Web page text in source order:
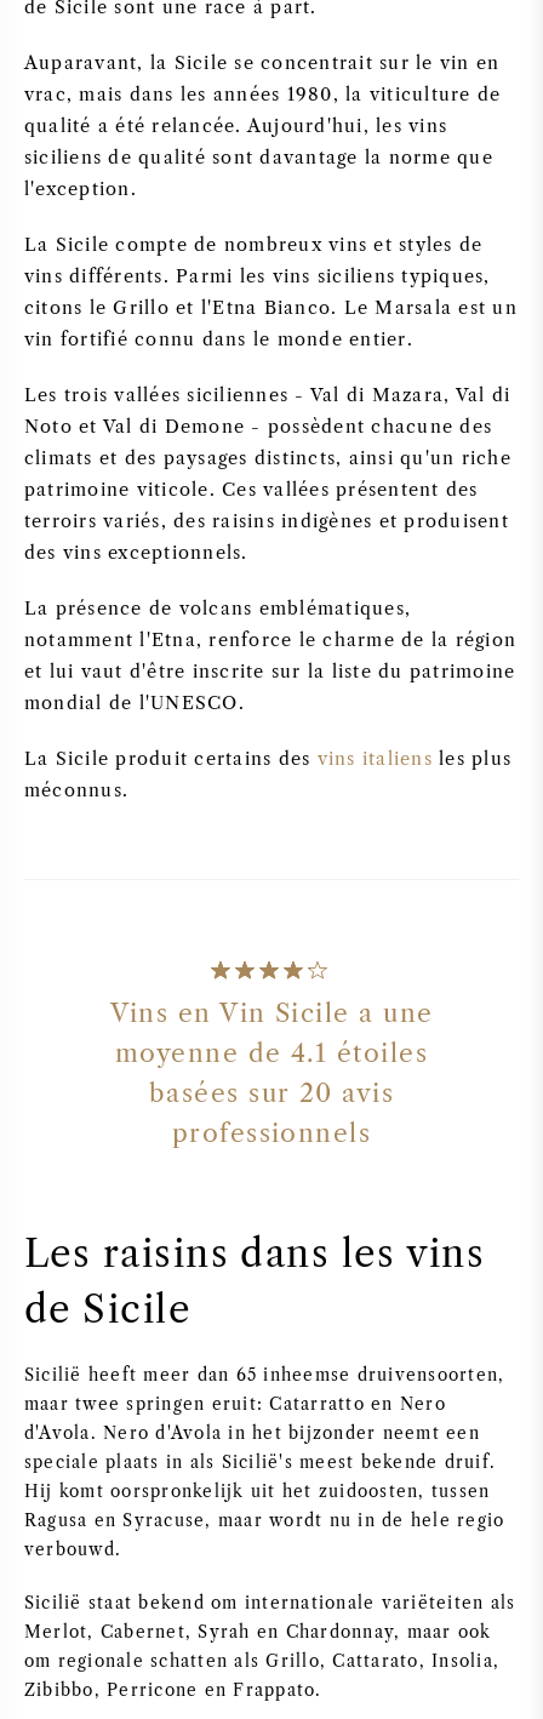
PIÉMONT
RHONE
TOUTES LES RÉGIONS
de Sicile sont une race à part.
Auparavant, la Sicile se concentrait sur le vin en
vrac, mais dans les années 1980, la viticulture de
qualité a été relancée. Aujourd'hui, les vins
siciliens de qualité sont davantage la norme que
l'exception.
La Sicile compte de nombreux vins et styles de
vins différents. Parmi les vins siciliens typiques,
citons le Grillo et l'Etna Bianco. Le Marsala est un
vin fortifié connu dans le monde entier.
Les trois vallées siciliennes - Val di Mazara, Val di
Noto et Val di Demone - possèdent chacune des
climats et des paysages distincts, ainsi qu'un riche
patrimoine viticole. Ces vallées présentent des
terroirs variés, des raisins indigènes et produisent
des vins exceptionnels.
La présence de volcans emblématiques,
notamment l'Etna, renforce le charme de la région
et lui vaut d'être inscrite sur la liste du patrimoine
mondial de l'UNESCO.
La Sicile produit certains des vins italiens les plus
méconnus.
Vins en Vin Sicile a une
moyenne de 4.1 étoiles
basées sur 20 avis
professionnels
Les raisins dans les vins
de Sicile
Sicilië heeft meer dan 65 inheemse druivensoorten,
maar twee springen eruit: Catarratto en Nero
d'Avola. Nero d'Avola in het bijzonder neemt een
speciale plaats in als Sicilië's meest bekende druif.
Hij komt oorspronkelijk uit het zuidoosten, tussen
Ragusa en Syracuse, maar wordt nu in de hele regio
verbouwd.
Sicilië staat bekend om internationale variëteiten als
Merlot, Cabernet, Syrah en Chardonnay, maar ook
om regionale schatten als Grillo, Cattarato, Insolia,
Zibibbo, Perricone en Frappato.